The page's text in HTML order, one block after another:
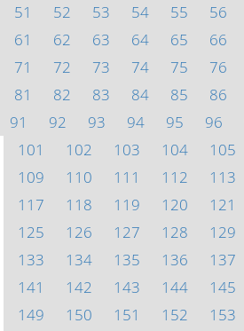
51
52 53 54 55 56
61
62 63 64 65 66
71
72 73 74 75 76
81
82 83 84 85 86
91
92 93 94 95 96
101
102 103 104 105
109
110 111 112 113
117
118 119 120 121
125
126 127 128 129
133
134 135 136 137
141
142 143 144 145
149
150 151 152 153